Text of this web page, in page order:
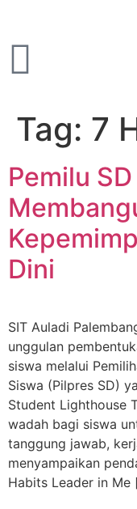
Tag: 7
Pemilu
Dini
SIT Auladi
unggulan
siswa melalui
Siswa (Pilpres SD)
Student Lighthouse
wadah bagi siswa
tanggung jawab,
menyampaikan
Habits Leader in Me